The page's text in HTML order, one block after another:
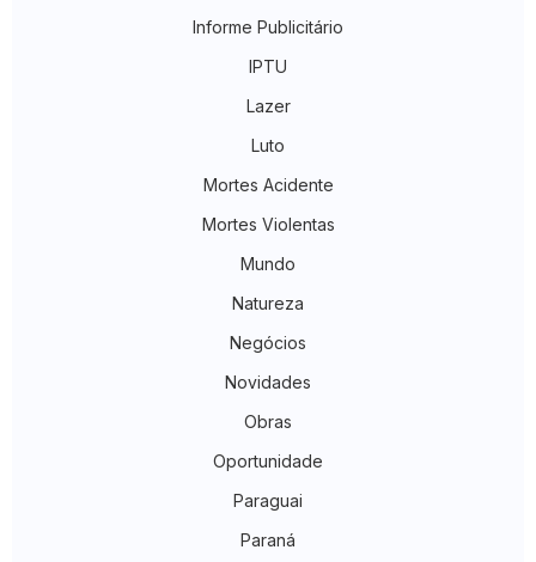
Informe Publicitário
IPTU
Lazer
Luto
Mortes Acidente
Mortes Violentas
Mundo
Natureza
Negócios
Novidades
Obras
Oportunidade
Paraguai
Paraná